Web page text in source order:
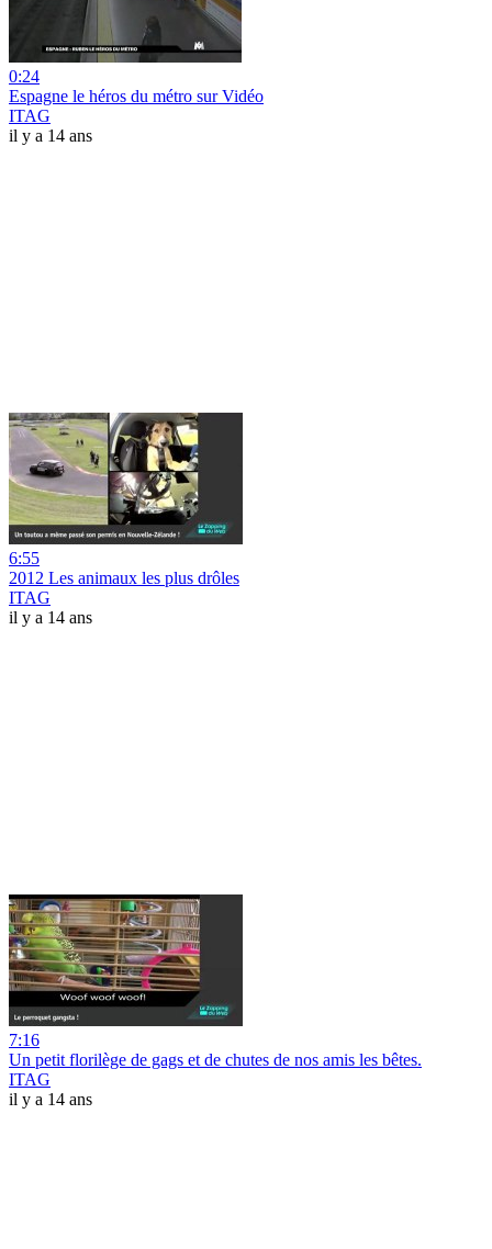
0:24
Espagne le héros du métro sur Vidéo
ITAG
il y a 14 ans
6:55
2012 Les animaux les plus drôles
ITAG
il y a 14 ans
7:16
Un petit florilège de gags et de chutes de nos amis les bêtes.
ITAG
il y a 14 ans